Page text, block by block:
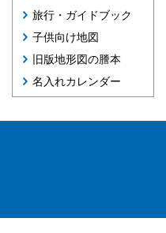
旅行・ガイドブック
子供向け地図
旧版地形図の謄本
名入れカレンダー